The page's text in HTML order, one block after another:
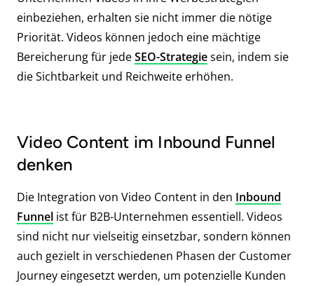
einbeziehen, erhalten sie nicht immer die nötige
Priorität. Videos können jedoch eine mächtige
Bereicherung für jedeSEO-Strategiesein, indem sie
die Sichtbarkeit und Reichweite erhöhen.
Video Content im Inbound Funnel
denken
Die Integration von Video Content in den Inbound
Funnel ist für B2B-Unternehmen essentiell. Videos
sind nicht nur vielseitig einsetzbar, sondern können
auch gezielt in verschiedenen Phasen der Customer
Journey eingesetzt werden, um potenzielle Kunden